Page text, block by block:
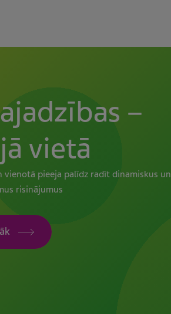
–
vietā
vienotā pieeja palīdz radīt dinamiskus un
risinājumus